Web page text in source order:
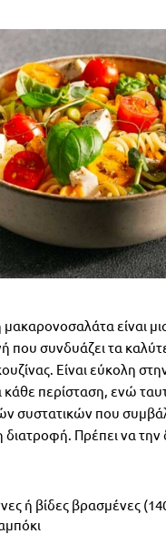
είναι
που συνδυάζει τα
Είναι εύκολη
κάθε περίσταση, ενώ
συστατικών που
Πρέπει να την
ή βίδες βρασμένες